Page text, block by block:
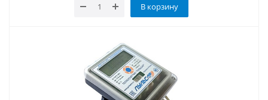
В корзину